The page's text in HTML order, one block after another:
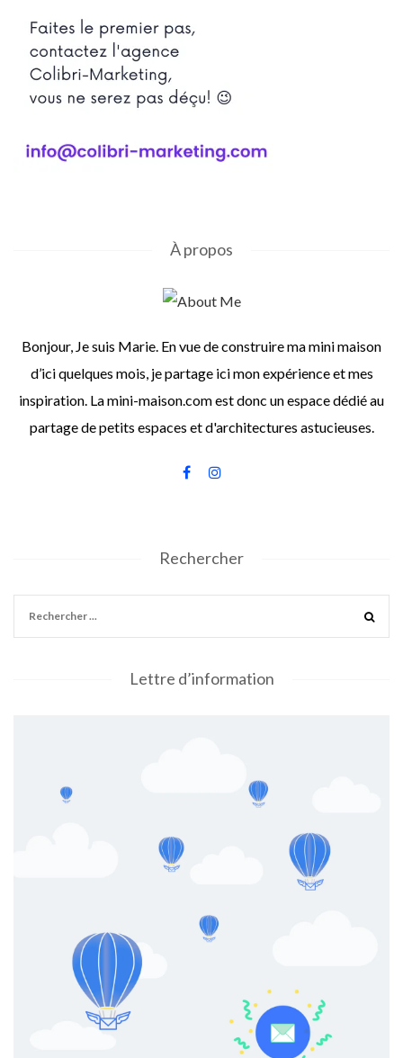
À propos
Bonjour, Je suis Marie. En vue de construire ma mini maison
d’ici quelques mois, je partage ici mon expérience et mes
inspiration. La mini-maison.com est donc un espace dédié au
partage de petits espaces et d'architectures astucieuses.
Rechercher
Lettre d’information